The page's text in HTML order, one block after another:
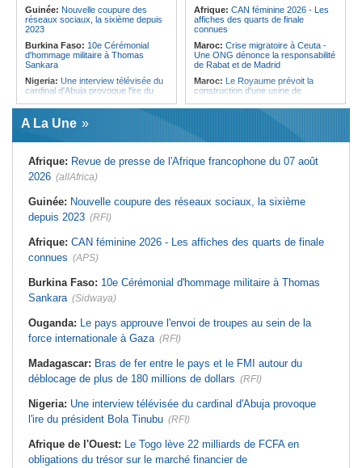
Guinée: Nouvelle coupure des
réseaux sociaux, la sixième depuis
2023
Burkina Faso: 10e Cérémonial
d'hommage militaire à Thomas
Sankara
Nigeria: Une interview télévisée du
cardinal d'Abuja provoque l'ire du
Afrique de l'Ouest:
22 milliards de FCFA en obligations
l'UEMOA
Cote d'Ivoire:Le retour du tambour
parleur «Djidji Ayôkwé» prend une
dimension politique
Guinée:
Le président dissipe les
doutes concernant son état de
santé dans un message publié sur X
l'assurance pour tous - Le pacte de
- Les retards du calendrier
alimentent les soupçons d'un report
Afrique: CAN féminine 2026 - Les
affiches des quarts de finale
connues
Maroc: Crise migratoire à Ceuta -
Une ONG dénonce la responsabilité
de Rabat et de Madrid
Maroc: Le Royaume prévoit la
construction d'une usine de
déchets à Casablanca
agents de sécurité, selon des
associations
Maroc:Au-délà du communiqué -
de Sebta
Tunisie: Basket - Eliminatoires
A La Une
Afrique: Revue de presse de l'Afrique francophone du 07 août
2026 (allAfrica)
Guinée: Nouvelle coupure des réseaux sociaux, la sixième
depuis 2023 (RFI)
Afrique: CAN féminine 2026 - Les affiches des quarts de finale
connues (APS)
Burkina Faso: 10e Cérémonial d'hommage militaire à Thomas
Sankara (Sidwaya)
Ouganda: Le pays approuve l'envoi de troupes au sein de la
force internationale à Gaza (RFI)
Madagascar: Bras de fer entre le pays et le FMI autour du
déblocage de plus de 180 millions de dollars (RFI)
Nigeria: Une interview télévisée du cardinal d'Abuja provoque
l'ire du président Bola Tinubu (RFI)
Afrique de l'Ouest: Le Togo lève 22 milliards de FCFA en
obligations du trésor sur le marché financier de